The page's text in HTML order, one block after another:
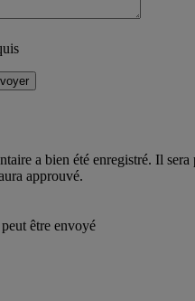
a bien été enregistré. Il sera
approuvé.
être envoyé